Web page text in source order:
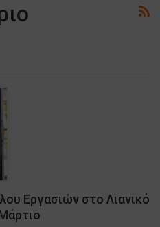
Εργασιών στο Λιανικό